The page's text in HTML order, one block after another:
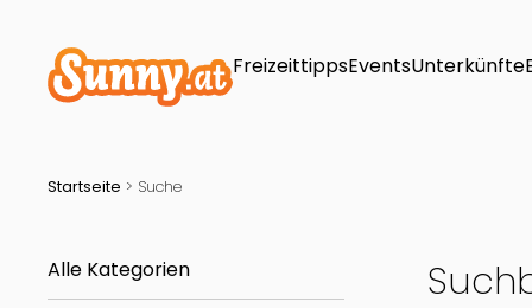
FreizeittippsEventsUnterkünfte
Startseite > Suche
Alle Kategorien